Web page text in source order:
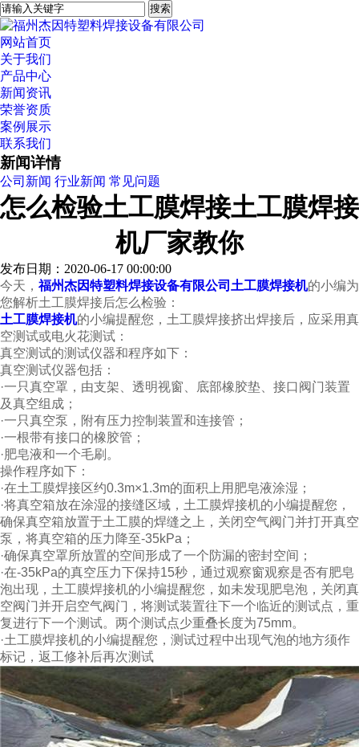
网站首页
关于我们
产品中心
新闻资讯
荣誉资质
案例展示
联系我们
新闻详情
公司新闻 行业新闻 常见问题
怎么检验土工膜焊接土工膜焊接
机厂家教你
发布日期：2020-06-17 00:00:00
今天，福州杰因特塑料焊接设备有限公司 土工膜焊接机的小编为
您解析土工膜焊接后怎么检验：
土工膜焊接机的小编提醒您， 土工膜焊接挤出焊接后，应采用真
空测试或电火花测试：
真空测试的测试仪器和程序如下：
真空测试仪器包括：
·一只真空罩，由支架、透明视窗、底部橡胶垫、接口阀门装置
及真空组成；
·一只真空泵，附有压力控制装置和连接管；
·一根带有接口的橡胶管；
·肥皂液和一个毛刷。
操作程序如下：
·在土工膜焊接区约0.3m×1.3m的面积上用肥皂液涂湿；
·将真空箱放在涂湿的接缝区域， 土工膜焊接机的小编提醒您，
确保真空箱放置于土工膜的焊缝之上，关闭空气阀门并打开真空
泵，将真空箱的压力降至-35kPa；
·确保真空罩所放置的空间形成了一个防漏的密封空间；
·在-35kPa的真空压力下保持15秒，通过观察窗观察是否有肥皂
泡出现， 土工膜焊接机的小编提醒您， 如未发现肥皂泡，关闭真
空阀门并开启空气阀门，将测试装置往下一个临近的测试点，重
复进行下一个测试。两个测试点少重叠长度为75mm。
·土工膜焊接机的小编提醒您， 测试过程中出现气泡的地方须作
标记，返工修补后再次测试